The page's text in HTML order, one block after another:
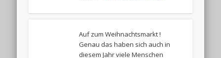
Auf zum Weihnachtsmarkt !
Genau das haben sich auch in
diesem Jahr viele Menschen